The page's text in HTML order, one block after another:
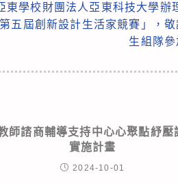
東學校財團法人亞東科技大學辦
五屆創新設計生活家競賽」，
生組隊參
師諮商輔導支持中心心聚點紓壓
實施計畫
2024-10-01